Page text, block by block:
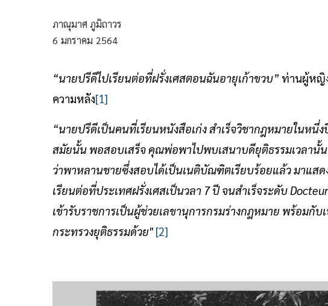
ภาณุมาศ ภูมิถาวร
6 มกราคม 2564
“นายปรีดีไปเรียนต่อที่ฝรั่งเศสตอนฉันอายุเก้าขวบ” ท่านผู้หญิ
ความหลัง[1]
“นายปรีดีเป็นคนที่เรียนหนังสือเก่ง สำเร็จวิชากฎหมายในห
สมัยนั้น พอสอบเสร็จ คุณพ่อพาไปพบเสนาบดียุติธรรมเวลานั้
ว่าพาหลานชายซึ่งสอบได้เป็นเนติบัณฑิตเรียบร้อยแล้ว มาแส
เรียนต่อที่ประเทศฝรั่งเศสเป็นวลา 7 ปี จนสำเร็จระดับ
เข้ารับราชการเป็นผู้ช่วยเลขานุการกรมร่างกฎหมาย พร้อมกั
กระทรวงยุติธรรมด้วย" [2]